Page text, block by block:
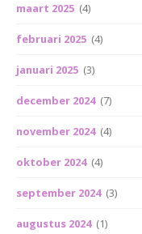
maart 2025 (4)
februari 2025 (4)
januari 2025 (3)
december 2024 (7)
november 2024 (4)
oktober 2024 (4)
september 2024 (3)
augustus 2024 (1)